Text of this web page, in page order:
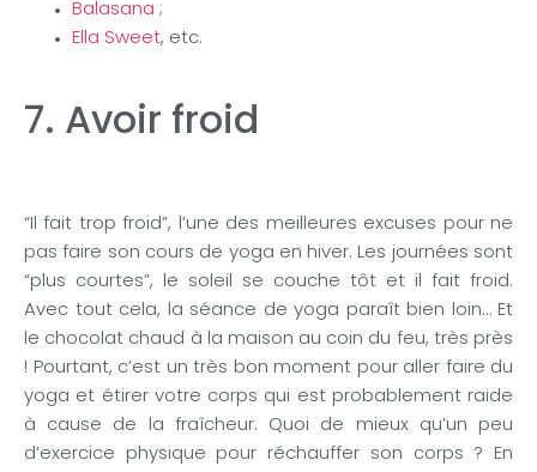
Balasana ;
Ella Sweet, etc.
7. Avoir froid
“Il fait trop froid”, l’une des meilleures excuses pour ne
pas faire son cours de yoga en hiver. Les journées sont
“plus courtes”, le soleil se couche tôt et il fait froid.
Avec tout cela, la séance de yoga paraît bien loin… Et
le chocolat chaud à la maison au coin du feu, très près
! Pourtant, c’est un très bon moment pour aller faire du
yoga et étirer votre corps qui est probablement raide
à cause de la fraîcheur. Quoi de mieux qu’un peu
d’exercice physique pour réchauffer son corps ? En